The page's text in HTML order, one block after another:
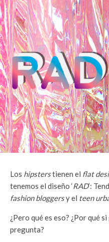
Los hipsterstienen el flat
tenemos el diseño ‘RAD’:
fashion bloggersy el teen
¿Pero qué es eso? ¿Por qué
pregunta?